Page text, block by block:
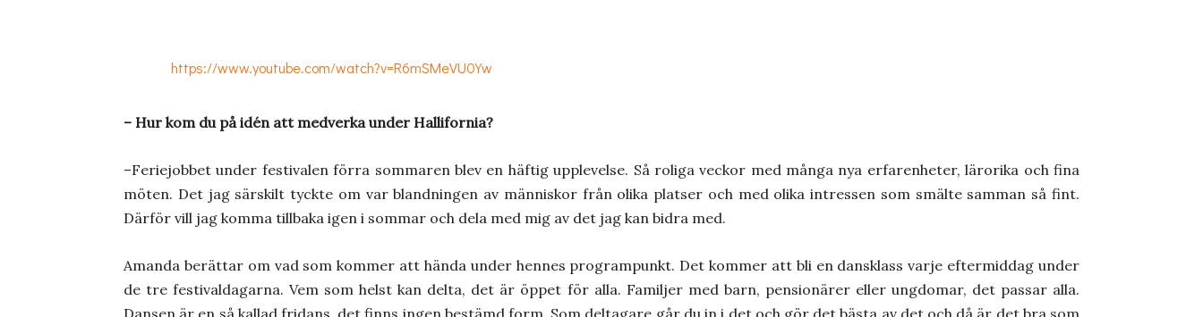
https://www.youtube.com/watch?v=R6mSMeVU0Yw
– Hur kom du på idén att medverka under Hallifornia?
–Feriejobbet under festivalen förra sommaren blev en häftig upplevelse. Så roliga veckor med många nya erfarenheter, lärorika och fina
möten. Det jag särskilt tyckte om var blandningen av människor från olika platser och med olika intressen som smälte samman så fint.
Därför vill jag komma tillbaka igen i sommar och dela med mig av det jag kan bidra med.
Amanda berättar om vad som kommer att hända under hennes programpunkt. Det kommer att bli en dansklass varje eftermiddag under
de tre festivaldagarna. Vem som helst kan delta, det är öppet för alla. Familjer med barn, pensionärer eller ungdomar, det passar alla.
Dansen är en så kallad fridans, det finns ingen bestämd form. Som deltagare går du in i det och gör det bästa av det och då är det bra som